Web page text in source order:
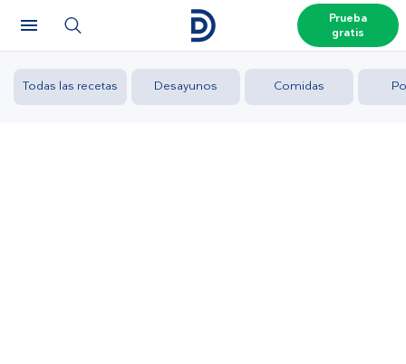
Prueba
gratis
Todas las recetas Desayunos Comidas